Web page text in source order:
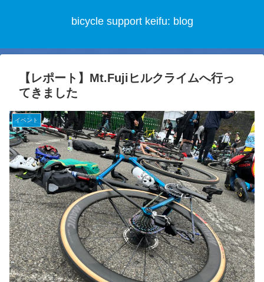
bicycle support keifu: blog
【レポート】Mt.Fujiヒルクライムへ行っ
てきました
イベント